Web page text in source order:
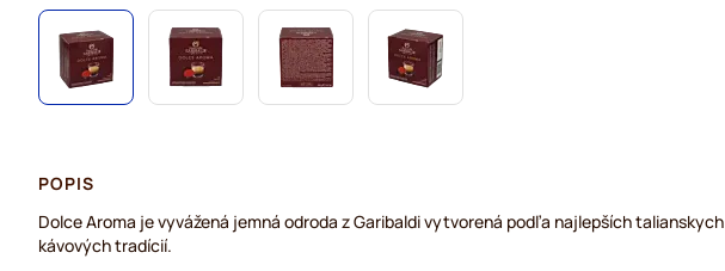
POPIS
Dolce Aroma je vyvážená jemná odroda z Garibaldi vytvorená podľa najlepších talianskych
kávových tradícií.